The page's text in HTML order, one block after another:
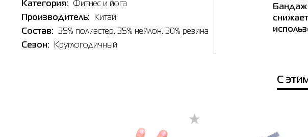
Бандаж на коленный
Цена
Цена
369.00
Выберите
Категория:
Фитнес и йога
Производитель:
Китай
Состав:
35% полиэстер, 35% нейлон, 30% резина
Сезон:
Круглогодичный
Бандаж
С